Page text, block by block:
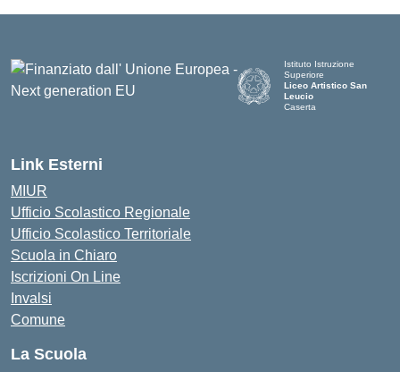
Istituto Istruzione
Superiore
Liceo Artistico San
Leucio
Caserta
Link Esterni
MIUR
Ufficio Scolastico Regionale
Ufficio Scolastico Territoriale
Scuola in Chiaro
Iscrizioni On Line
Invalsi
Comune
La Scuola